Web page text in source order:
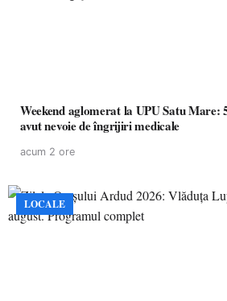
Weekend aglomerat la UPU Satu Mare:
avut nevoie de îngrijiri medicale
acum 2 ore
LOCALE